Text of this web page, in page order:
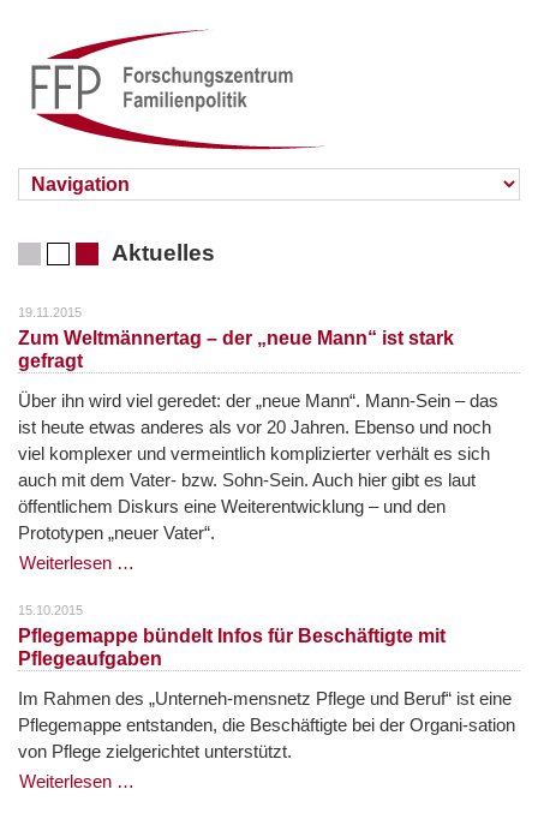
Aktuelles
19.11.2015
Zum Weltmännertag – der „neue Mann“ ist stark
gefragt
Über ihn wird viel geredet: der „neue Mann“. Mann-Sein – das
ist heute etwas anderes als vor 20 Jahren. Ebenso und noch
viel komplexer und vermeintlich komplizierter verhält es sich
auch mit dem Vater- bzw. Sohn-Sein. Auch hier gibt es laut
öffentlichem Diskurs eine Weiterentwicklung – und den
Prototypen „neuer Vater“.
Weiterlesen …
15.10.2015
Pflegemappe bündelt Infos für Beschäftigte mit
Pflegeaufgaben
Im Rahmen des „Unterneh-mensnetz Pflege und Beruf“ ist eine
Pflegemappe entstanden, die Beschäftigte bei der Organi-sation
von Pflege zielgerichtet unterstützt.
Weiterlesen …